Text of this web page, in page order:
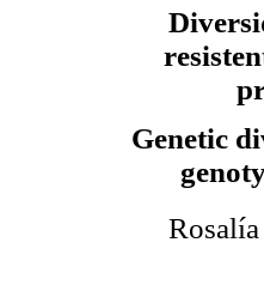
Genetic